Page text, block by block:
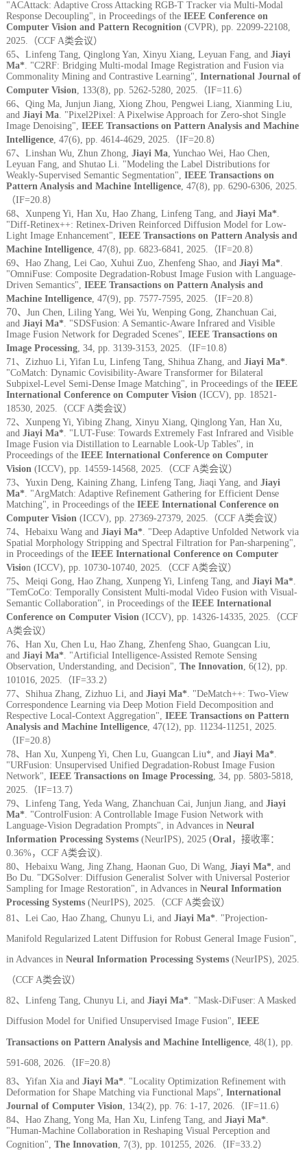
"ACAttack: Adaptive Cross Attacking RGB-T Tracker via Multi-Modal
Response Decoupling", in Proceedings of the IEEE Conference on
Computer Vision and Pattern Recognition(CVPR), pp. 22099-22108,
2025.（CCF A类会议）
65、Linfeng Tang, Qinglong Yan, Xinyu Xiang, Leyuan Fang, and Jiayi
Ma*. "C2RF: Bridging Multi-modal Image Registration and Fusion via
Commonality Mining and Contrastive Learning", International Journal of
Computer Vision, 133(8), pp. 5262-5280, 2025.（IF=11.6）
66、Qing Ma, Junjun Jiang, Xiong Zhou, Pengwei Liang, Xianming Liu,
and Jiayi Ma. "Pixel2Pixel: A Pixelwise Approach for Zero-shot Single
Image Denoising", IEEE Transactions on Pattern Analysis and Machine
Intelligence, 47(6), pp. 4614-4629, 2025.（IF=20.8）
67、Linshan Wu, Zhun Zhong, Jiayi Ma, Yunchao Wei, Hao Chen,
Leyuan Fang, and Shutao Li. "Modeling the Label Distributions for
Weakly-Supervised Semantic Segmentation", IEEE Transactions on
Pattern Analysis and Machine Intelligence, 47(8), pp. 6290-6306, 2025.
（IF=20.8）
68、Xunpeng Yi, Han Xu, Hao Zhang, Linfeng Tang, and Jiayi Ma*.
"Diff-Retinex++: Retinex-Driven Reinforced Diffusion Model for Low-
Light Image Enhancement", IEEE Transactions on Pattern Analysis and
Machine Intelligence, 47(8), pp. 6823-6841, 2025.（IF=20.8）
69、Hao Zhang, Lei Cao, Xuhui Zuo, Zhenfeng Shao, and Jiayi Ma*.
"OmniFuse: Composite Degradation-Robust Image Fusion with Language-
Driven Semantics", IEEE Transactions on Pattern Analysis and
Machine Intelligence, 47(9), pp. 7577-7595, 2025.（IF=20.8）
70、Jun Chen, Liling Yang, Wei Yu, Wenping Gong, Zhanchuan Cai,
and Jiayi Ma*. "SDSFusion: A Semantic-Aware Infrared and Visible
Image Fusion Network for Degraded Scenes", IEEE Transactions on
Image Processing, 34, pp. 3139-3153, 2025.（IF=10.8）
71、Zizhuo Li, Yifan Lu, Linfeng Tang, Shihua Zhang, and Jiayi Ma*.
"CoMatch: Dynamic Covisibility-Aware Transformer for Bilateral
Subpixel-Level Semi-Dense Image Matching", in Proceedings of the IEEE
International Conference on Computer Vision(ICCV), pp. 18521-
18530, 2025.（CCF A类会议）
72、Xunpeng Yi, Yibing Zhang, Xinyu Xiang, Qinglong Yan, Han Xu,
and Jiayi Ma*. "LUT-Fuse: Towards Extremely Fast Infrared and Visible
Image Fusion via Distillation to Learnable Look-Up Tables", in
Proceedings of the IEEE International Conference on Computer
Vision(ICCV), pp. 14559-14568, 2025.（CCF A类会议）
73、Yuxin Deng, Kaining Zhang, Linfeng Tang, Jiaqi Yang, and Jiayi
Ma*. "ArgMatch: Adaptive Refinement Gathering for Efficient Dense
Matching", in Proceedings of the IEEE International Conference on
Computer Vision(ICCV), pp. 27369-27379, 2025.（CCF A类会议）
74、Hebaixu Wang and Jiayi Ma*. "Deep Adaptive Unfolded Network via
Spatial Morphology Stripping and Spectral Filtration for Pan-sharpening",
in Proceedings of the IEEE International Conference on Computer
Vision (ICCV), pp. 10730-10740, 2025.（CCF A类会议）
75、Meiqi Gong, Hao Zhang, Xunpeng Yi, Linfeng Tang, and Jiayi Ma*.
"TemCoCo: Temporally Consistent Multi-modal Video Fusion with Visual-
Semantic Collaboration", in Proceedings of the IEEE International
Conference on Computer Vision(ICCV), pp. 14326-14335, 2025.（CCF
A类会议）
76、Han Xu, Chen Lu, Hao Zhang, Zhenfeng Shao, Guangcan Liu,
and Jiayi Ma*. "Artificial Intelligence-Assisted Remote Sensing
Observation, Understanding, and Decision", The Innovation, 6(12), pp.
101016, 2025. （IF=33.2）
77、Shihua Zhang, Zizhuo Li, and Jiayi Ma*. "DeMatch++: Two-View
Correspondence Learning via Deep Motion Field Decomposition and
Respective Local-Context Aggregation", IEEE Transactions on Pattern
Analysis and Machine Intelligence, 47(12), pp. 11234-11251, 2025.
（IF=20.8）
78、Han Xu, Xunpeng Yi, Chen Lu, Guangcan Liu*, and Jiayi Ma*.
"URFusion: Unsupervised Unified Degradation-Robust Image Fusion
Network", IEEE Transactions on Image Processing, 34, pp. 5803-5818,
2025.（IF=13.7）
79、Linfeng Tang, Yeda Wang, Zhanchuan Cai, Junjun Jiang, and Jiayi
Ma*. "ControlFusion: A Controllable Image Fusion Network with
Language-Vision Degradation Prompts", in Advances in Neural
Information Processing Systems(NeurIPS), 2025 (Oral，接收率：
0.36%， CCF A类会议).
80、Hebaixu Wang, Jing Zhang, Haonan Guo, Di Wang, Jiayi Ma*, and
Bo Du. "DGSolver: Diffusion Generalist Solver with Universal Posterior
Sampling for Image Restoration", in Advances in Neural Information
Processing Systems(NeurIPS), 2025.（CCF A类会议）
81、Lei Cao, Hao Zhang, Chunyu Li, and Jiayi Ma*. "Projection-
Manifold Regularized Latent Diffusion for Robust General Image Fusion",
in Advances in Neural Information Processing Systems(NeurIPS), 2025.
（CCF A类会议）
82、Linfeng Tang, Chunyu Li, and Jiayi Ma*. "Mask-DiFuser: A Masked
Diffusion Model for Unified Unsupervised Image Fusion", IEEE
Transactions on Pattern Analysis and Machine Intelligence, 48(1), pp.
591-608, 2026.（IF=20.8）
83、Yifan Xia and Jiayi Ma*. "Locality Optimization Refinement with
Deformation for Shape Matching via Functional Maps", International
Journal of Computer Vision, 134(2), pp. 76: 1-17, 2026. （IF=11.6）
84、Hao Zhang, Yong Ma, Han Xu, Linfeng Tang, and Jiayi Ma*.
"Human-Machine Collaboration in Reshaping Visual Perception and
Cognition", The Innovation, 7(3), pp. 101255, 2026. （IF=33.2）